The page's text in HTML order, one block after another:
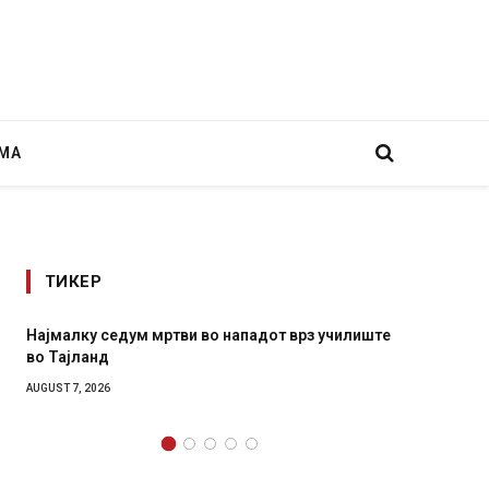
ТИКЕР
Најмалку седум мртви во нападот врз училиште
во Тајланд
AUGUST 7, 2026